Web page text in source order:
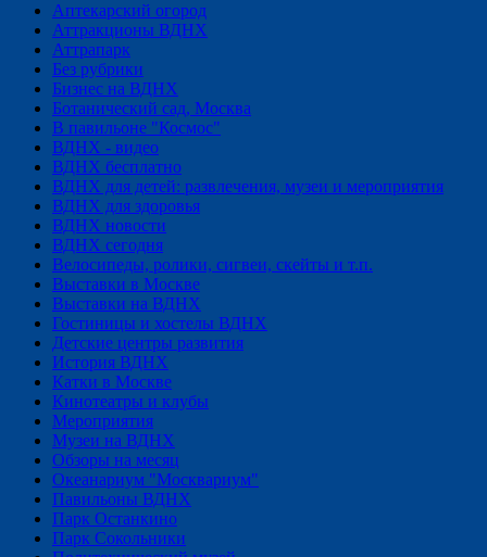
Аптекарский огород
Аттракционы ВДНХ
Аттрапарк
Без рубрики
Бизнес на ВДНХ
Ботанический сад, Москва
В павильоне "Космос"
ВДНХ - видео
ВДНХ бесплатно
ВДНХ для детей: развлечения, музеи и мероприятия
ВДНХ для здоровья
ВДНХ новости
ВДНХ сегодня
Велосипеды, ролики, сигвеи, скейты и т.п.
Выставки в Москве
Выставки на ВДНХ
Гостиницы и хостелы ВДНХ
Детские центры развития
История ВДНХ
Катки в Москве
Кинотеатры и клубы
Мероприятия
Музеи на ВДНХ
Обзоры на месяц
Океанариум "Москвариум"
Павильоны ВДНХ
Парк Останкино
Парк Сокольники